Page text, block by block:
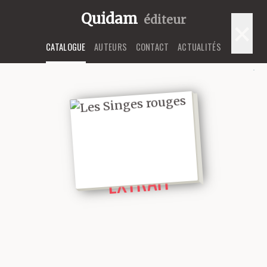
Quidam éditeur
CATALOGUE AUTEURS CONTACT ACTUALITÉS
EXTRAIT